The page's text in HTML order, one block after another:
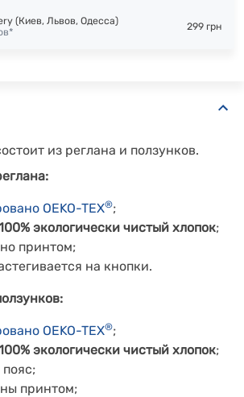
(Киев, Львов, Одесса)
299 грн
из реглана и ползунков.
OEKO-TEX®;
экологически чистый хлопок;
принтом;
на кнопки.
OEKO-TEX®;
экологически чистый хлопок;
принтом;